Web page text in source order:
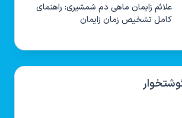
علائم زایمان ماهی دم شمشیری: راهنمای
کامل تشخیص زمان زایمان